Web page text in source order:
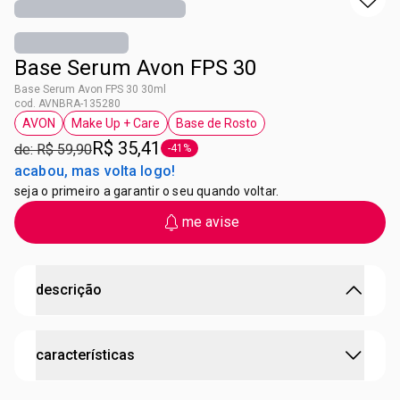
Base Serum Avon FPS 30
Base Serum Avon FPS 30 30ml
cod. AVNBRA-135280
etiqueta AVON
AVON
etiqueta Make Up + Care
Make Up + Care
etiqueta Base de Rosto
Base de Rosto
de: R$ 59,90R$ 35,41 etiqueta -41%
-41%
acabou, mas volta logo!
seja o primeiro a garantir o seu quando voltar.
me avise
descrição
ABase Sérumfunciona como um sérum facial: deixa a
características